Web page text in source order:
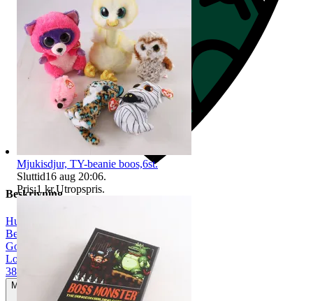
Beskrivning
Hugo Boss
Beige
Gott använt skick|
Loafers
38
Mindre tecken på användning
Mjukisdjur, TY-beanie boos,6st.
Sluttid16 aug 20:06.
Pris:1 kr,Utropspris.